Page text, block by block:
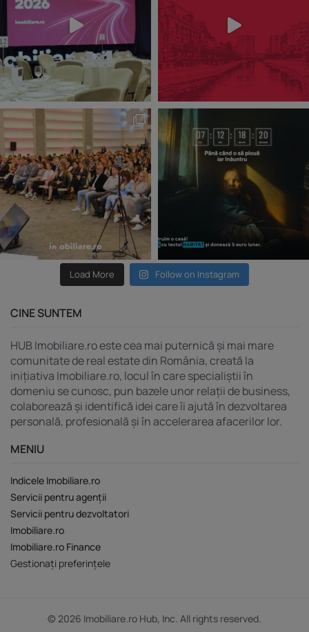
Load More Follow on Instagram
CINE SUNTEM
HUB Imobiliare.ro este cea mai puternică și mai mare
comunitate de real estate din România, creată la
inițiativa Imobiliare.ro, locul în care specialiștii în
domeniu se cunosc, pun bazele unor relații de business,
colaborează și identifică idei care îi ajută în dezvoltarea
personală, profesională și în accelerarea afacerilor lor.
MENIU
Indicele Imobiliare.ro
Servicii pentru agenții
Servicii pentru dezvoltatori
Imobiliare.ro
Imobiliare.ro Finance
Gestionați preferințele
© 2026 Imobiliare.ro Hub, Inc. All rights reserved.